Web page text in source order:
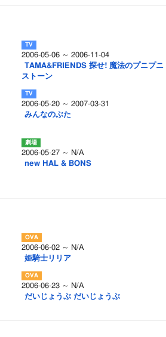
2006-05-06 ～ 2006-11-04
TAMA&FRIENDS 探せ! 魔法のプニプニ
ストーン
2006-05-20 ～ 2007-03-31
みんなのぶた
2006-05-27 ～ N/A
new HAL & BONS
2006-06-02 ～ N/A
姫騎士リリア
2006-06-23 ～ N/A
だいじょうぶ だいじょうぶ